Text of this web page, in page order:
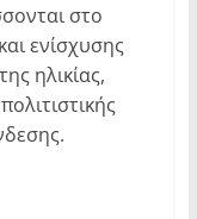
στο
ενίσχυσης
ηλικίας,